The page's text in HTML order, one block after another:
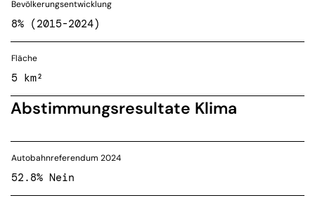
Bevölkerungsentwicklung
8% (2015-2024)
Fläche
5 km²
Abstimmungsresultate Klima
Autobahnreferendum 2024
52.8% Nein